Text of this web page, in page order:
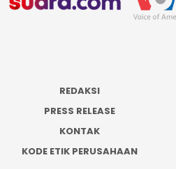
REDAKSI
PRESS RELEASE
KONTAK
KODE ETIK PERUSAHAAN